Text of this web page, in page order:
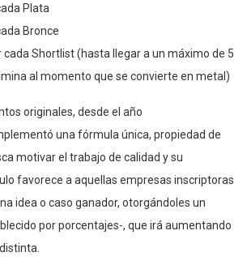
Plata
Bronce
cada Shortlist(hasta llegar a un máximo de 5
al momento que se convierte en metal)
originales, desde el año
una fórmula única, propiedad de
motivar el trabajo de calidad y su
favorece a aquellas empresas inscriptoras
idea o caso ganador, otorgándoles un
por porcentajes-, que irá aumentando